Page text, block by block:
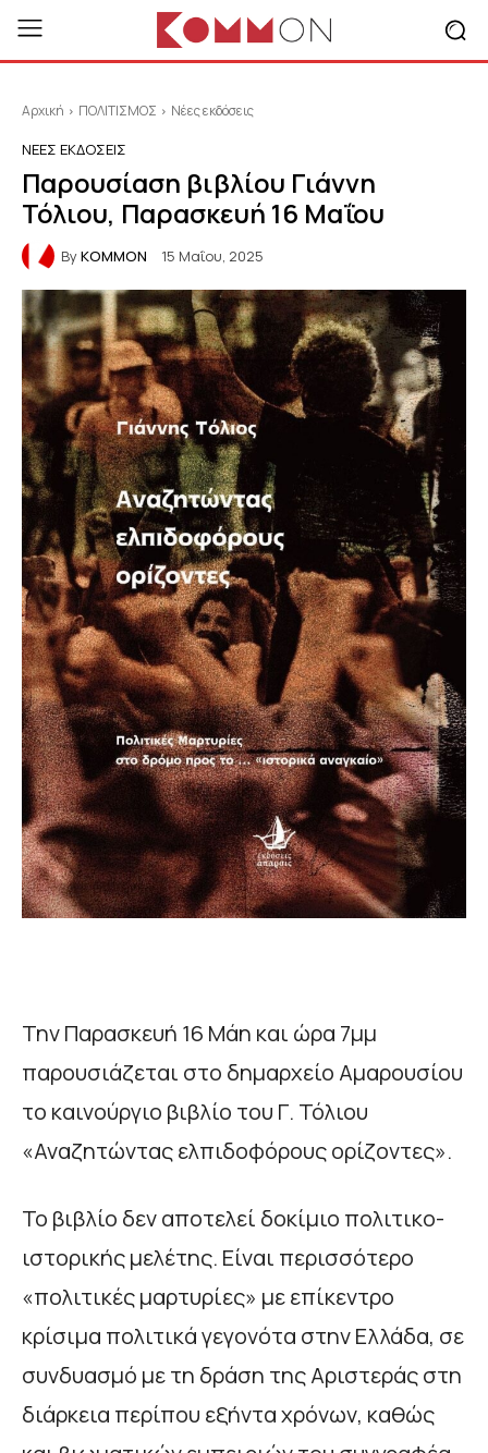
Αρχική ΠΟΛΙΤΙΣΜΟΣ Νέες εκδόσεις
ΝΈΕΣ ΕΚΔΌΣΕΙΣ
Παρουσίαση βιβλίου Γιάννη
Τόλιου, Παρασκευή 16 Μαΐου
ByKOMMON 15 Μαΐου, 2025
Την Παρασκευή 16 Μάη και ώρα 7μμ
παρουσιάζεται στο δημαρχείο Αμαρουσίου
το καινούργιο βιβλίο του Γ. Τόλιου
«Αναζητώντας ελπιδοφόρους ορίζοντες».
Το βιβλίο δεν αποτελεί δοκίμιο πολιτικο-
ιστορικής μελέτης. Είναι περισσότερο
«πολιτικές μαρτυρίες» με επίκεντρο
κρίσιμα πολιτικά γεγονότα στην Ελλάδα, σε
συνδυασμό με τη δράση της Αριστεράς στη
διάρκεια περίπου εξήντα χρόνων, καθώς